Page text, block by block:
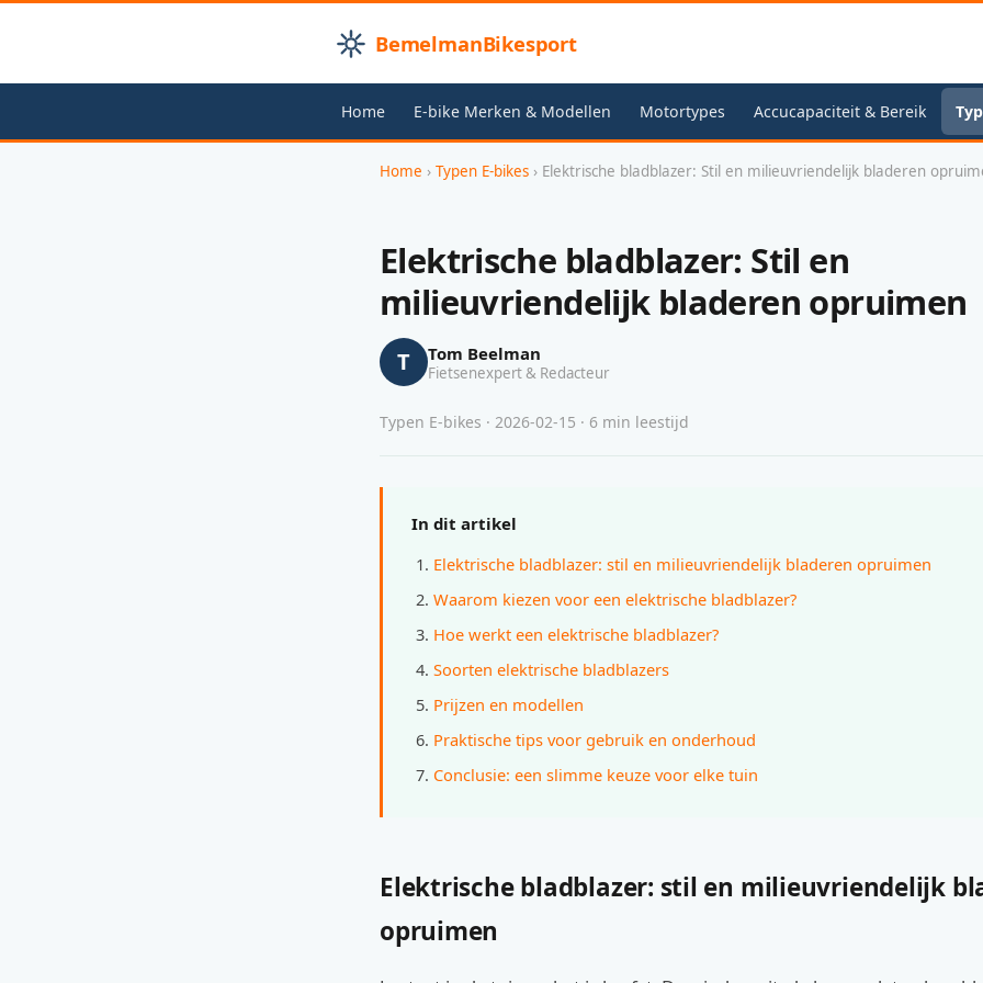
BemelmanBikesport
Home E-bike Merken & Modellen Motortypes Accucapaciteit & Bereik
Home › Typen E-bikes › Elektrische bladblazer: Stil en milieuvriendelijk bladeren
Elektrische bladblazer: Stil en
milieuvriendelijk bladeren opruimen
T Tom Beelman
Fietsenexpert & Redacteur
Typen E-bikes · 2026-02-15 · 6 min leestijd
In dit artikel
Elektrische bladblazer: stil en milieuvriendelijk bladeren opruimen
Waarom kiezen voor een elektrische bladblazer?
Hoe werkt een elektrische bladblazer?
Soorten elektrische bladblazers
Prijzen en modellen
Praktische tips voor gebruik en onderhoud
Conclusie: een slimme keuze voor elke tuin
Elektrische bladblazer: stil en milieuvriendelijk
opruimen